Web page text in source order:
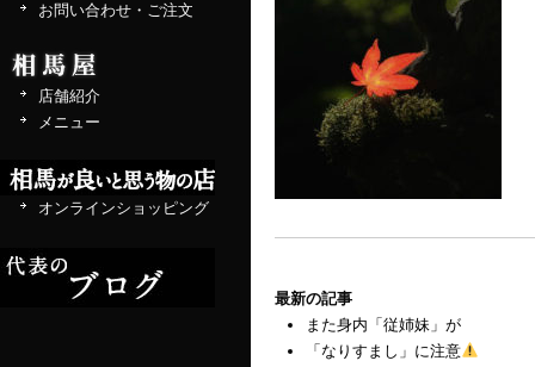
お問い合わせ・ご注文
店舗紹介
メニュー
オンラインショッピング
最新の記事
また身内「従姉妹」が
「なりすまし」に注意